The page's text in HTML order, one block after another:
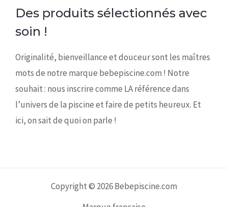
Des produits sélectionnés avec
soin !
Originalité, bienveillance et douceur sont les maîtres
mots de notre marque bebepiscine.com ! Notre
souhait : nous inscrire comme LA référence dans
l’univers de la piscine et faire de petits heureux. Et
ici, on sait de quoi on parle !
Copyright © 2026 Bebepiscine.com